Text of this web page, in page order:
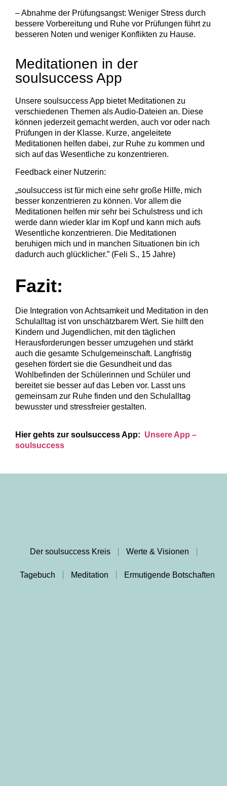
– Abnahme der Prüfungsangst: Weniger Stress durch
bessere Vorbereitung und Ruhe vor Prüfungen führt zu
besseren Noten und weniger Konflikten zu Hause.
Meditationen in der
soulsuccess App
Unsere soulsuccess App bietet Meditationen zu
verschiedenen Themen als Audio-Dateien an. Diese
können jederzeit gemacht werden, auch vor oder nach
Prüfungen in der Klasse. Kurze, angeleitete
Meditationen helfen dabei, zur Ruhe zu kommen und
sich auf das Wesentliche zu konzentrieren.
Feedback einer Nutzerin:
„soulsuccess ist für mich eine sehr große Hilfe, mich
besser konzentrieren zu können. Vor allem die
Meditationen helfen mir sehr bei Schulstress und ich
werde dann wieder klar im Kopf und kann mich aufs
Wesentliche konzentrieren. Die Meditationen
beruhigen mich und in manchen Situationen bin ich
dadurch auch glücklicher.” (Feli S., 15 Jahre)
Fazit:
Die Integration von Achtsamkeit und Meditation in den
Schulalltag ist von unschätzbarem Wert. Sie hilft den
Kindern und Jugendlichen, mit den täglichen
Herausforderungen besser umzugehen und stärkt
auch die gesamte Schulgemeinschaft. Langfristig
gesehen fördert sie die Gesundheit und das
Wohlbefinden der Schülerinnen und Schüler und
bereitet sie besser auf das Leben vor. Lasst uns
gemeinsam zur Ruhe finden und den Schulalltag
bewusster und stressfreier gestalten.
Hier gehts zur soulsuccess App: Unsere App –
soulsuccess
Der soulsuccess Kreis Werte & Visionen
Tagebuch Meditation Ermutigende Botschaften